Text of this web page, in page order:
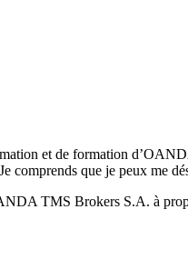
et de formation
comprends que je peux me
TMS Brokers S.A. à